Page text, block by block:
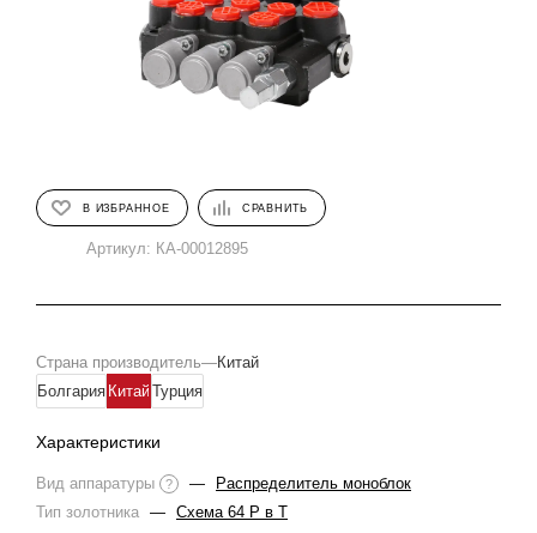
В ИЗБРАННОЕ СРАВНИТЬ
Артикул: КА-00012895
Страна производитель—Китай
Болгария Китай Турция
Характеристики
Вид аппаратуры ? —
Распределитель моноблок
Тип золотника — Схема 64 Р в Т